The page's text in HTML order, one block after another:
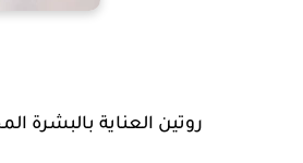
روتين العناية بالبشرة